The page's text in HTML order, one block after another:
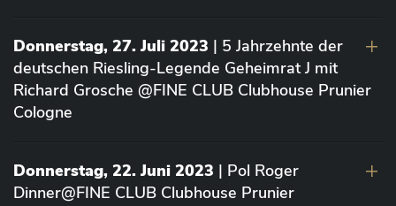
Donnerstag, 27. Juli 2023 | 5 Jahrzehnte der
deutschen Riesling-Legende Geheimrat J mit
Richard Grosche @FINE CLUB Clubhouse Prunier
Cologne
Donnerstag, 22. Juni 2023 | Pol Roger
Dinner@FINE CLUB Clubhouse Prunier